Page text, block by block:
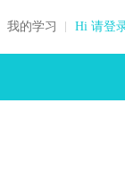
我的学习 Hi 请登